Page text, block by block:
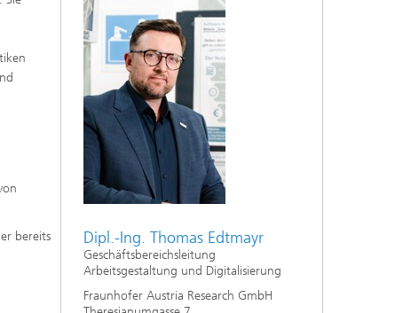
bereits
Dipl.-Ing. Thomas Edtmayr
Geschäftsbereichsleitung
Arbeitsgestaltung und Digitalisierung
Fraunhofer Austria Research GmbH